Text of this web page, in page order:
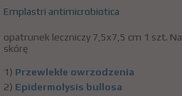
Emplastri antimicrobiotica
opatrunek leczniczy 7,5x7,5 cm 1 szt. Na
skórę
1) Przewlekłe owrzodzenia
2) Epidermolysis bullosa